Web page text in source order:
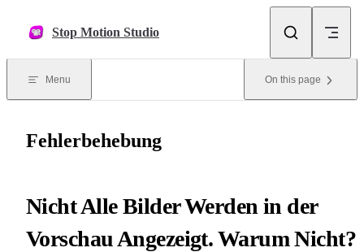
Stop Motion Studio
Menu On this page
Fehlerbehebung
Nicht Alle Bilder Werden in der
Vorschau Angezeigt. Warum Nicht?